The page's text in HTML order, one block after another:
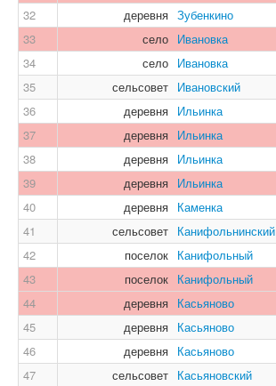
32
деревня Зубенкино
33
село Ивановка
34
село Ивановка
35
сельсовет Ивановский
36
деревня Ильинка
37
деревня Ильинка
38
деревня Ильинка
39
деревня Ильинка
40
деревня Каменка
41
сельсовет Канифольнинский
42
поселок Канифольный
43
поселок Канифольный
44
деревня Касьяново
45
деревня Касьяново
46
деревня Касьяново
47
сельсовет Касьяновский